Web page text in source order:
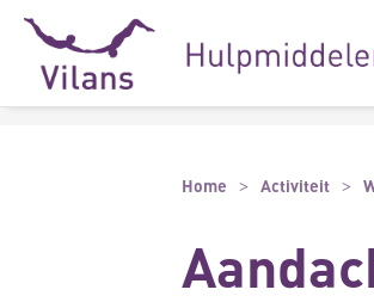
Naar hoofdinhoud
Naar footer
Home Activiteit